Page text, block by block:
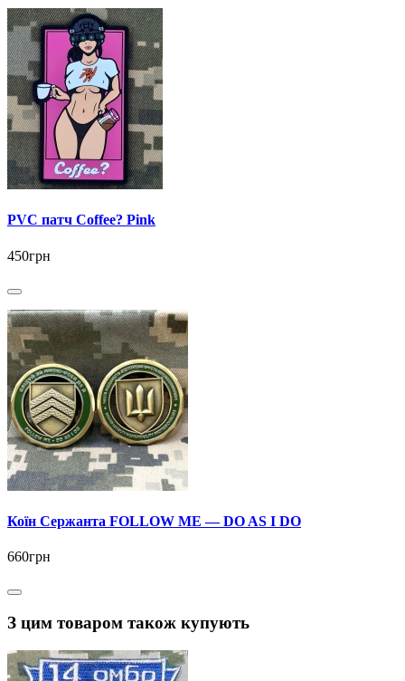
PVC патч Coffee? Pink
450грн
Коїн Сержанта FOLLOW ME — DO AS I DO
660грн
З цим товаром також купують